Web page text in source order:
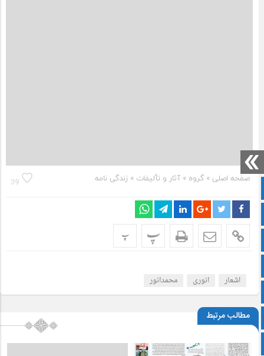
سروش
اینستاگرام
زبان انگلیسی
پشتو
صفحه اصلی » گروه » آثار و تألیفات » زندگی نامه 39
پ پ
اشعار انوری محمدانور
مطالب مرتبط